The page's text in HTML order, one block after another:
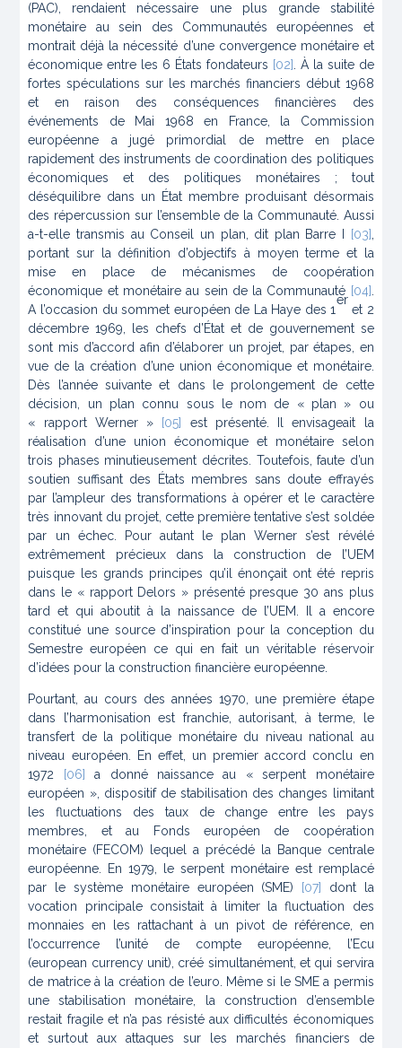
(PAC), rendaient nécessaire une plus grande stabilité
monétaire au sein des Communautés européennes et
montrait déjà la nécessité d’une convergence monétaire et
économique entre les 6 États fondateurs [02]
. À la suite de
fortes spéculations sur les marchés financiers début 1968
et en raison des conséquences financières des
événements de Mai 1968 en France, la Commission
européenne a jugé primordial de mettre en place
rapidement des instruments de coordination des politiques
économiques et des politiques monétaires ; tout
déséquilibre dans un État membre produisant désormais
des répercussion sur l’ensemble de la Communauté. Aussi
a-t-elle transmis au Conseil un plan, dit plan Barre I
[03]
portant sur la définition d’objectifs à moyen terme et la
mise en place de mécanismes de coopération
économique et monétaire au sein de la Communauté [04]
A l’occasion du sommet européen de La Haye des 1
er
et 2
décembre 1969, les chefs d’État et de gouvernement se
sont mis d’accord afin d’élaborer un projet, par étapes, en
vue de la création d’une union économique et monétaire.
Dès l’année suivante et dans le prolongement de cette
décision, un plan connu sous le nom de « plan » ou
« rapport Werner »
[05]
est présenté. Il envisageait la
réalisation d’une union économique et monétaire selon
trois phases minutieusement décrites. Toutefois, faute d’un
soutien suffisant des États membres sans doute effrayés
par l’ampleur des transformations à opérer et le caractère
très innovant du projet, cette première tentative s’est soldée
par un échec. Pour autant le plan Werner s’est révélé
extrêmement précieux dans la construction de l’UEM
puisque les grands principes qu’il énonçait ont été repris
dans le « rapport Delors » présenté presque 30 ans plus
tard et qui aboutit à la naissance de l’UEM. Il a encore
constitué une source d’inspiration pour la conception du
Semestre européen ce qui en fait un véritable réservoir
d’idées pour la construction financière européenne.
Pourtant, au cours des années 1970, une première étape
dans l’harmonisation est franchie, autorisant, à terme, le
transfert de la politique monétaire du niveau national au
niveau européen. En effet, un premier accord conclu en
1972
[06]
a donné naissance au « serpent monétaire
européen », dispositif de stabilisation des changes limitant
les fluctuations des taux de change entre les pays
membres, et au Fonds européen de coopération
monétaire (FECOM) lequel a précédé la Banque centrale
européenne. En 1979, le serpent monétaire est remplacé
par le système monétaire européen (SME)
[07]
dont la
vocation principale consistait à limiter la fluctuation des
monnaies en les rattachant à un pivot de référence, en
l’occurrence l’unité de compte européenne, l’Ecu
(european currency unit), créé simultanément, et qui servira
de matrice à la création de l’euro. Même si le SME a permis
une stabilisation monétaire, la construction d’ensemble
restait fragile et n’a pas résisté aux difficultés économiques
et surtout aux attaques sur les marchés financiers de